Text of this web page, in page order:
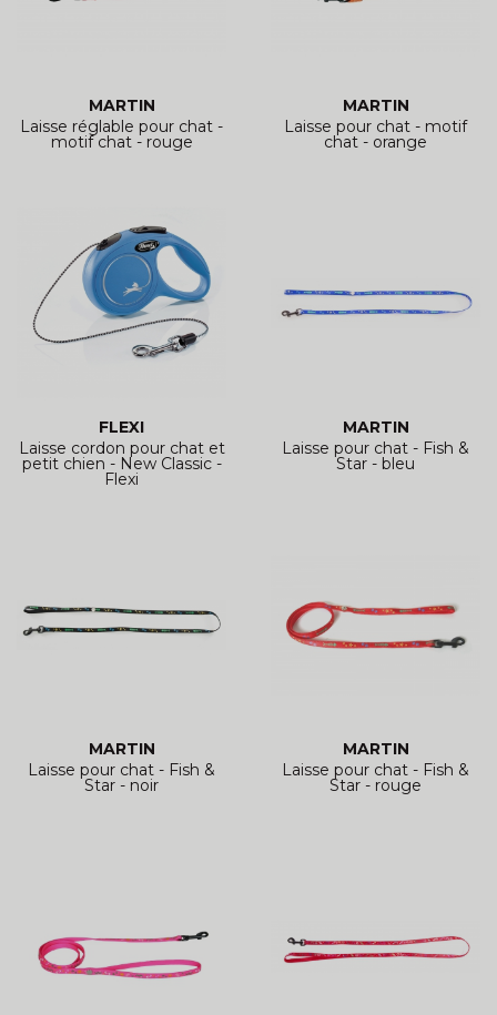
MARTIN
Laisse réglable pour chat -
motif chat - rouge
MARTIN
Laisse pour chat - motif
chat - orange
FLEXI
Laisse cordon pour chat et
petit chien - New Classic -
Flexi
MARTIN
Laisse pour chat - Fish &
Star - bleu
MARTIN
Laisse pour chat - Fish &
Star - noir
MARTIN
Laisse pour chat - Fish &
Star - rouge